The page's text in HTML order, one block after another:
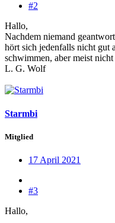
#2
Hallo,
Nachdem niemand
hört sich jedenfalls nicht gut
schwimmen, aber meist
L. G. Wolf
Starmbi
Mitglied
17 April 2021
#3
Hallo,